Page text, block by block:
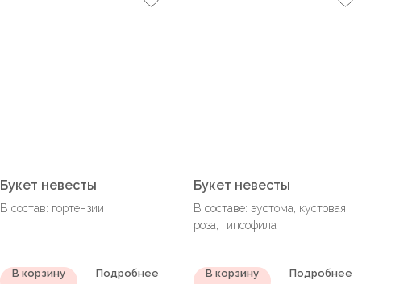
Букет невесты
В состав: гортензии
В корзину Подробнее
Букет невесты
В составе: эустома, кустовая
роза, гипсофила
В корзину Подробнее